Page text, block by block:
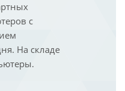
с
На складе